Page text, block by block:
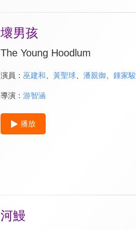
壞男孩
The Young Hoodlum
演員： 巫建和 黃聖球、 潘親御 鍾家駿
導演： 游智涵
播放
河鰻